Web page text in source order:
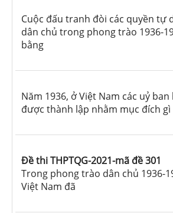
Cuộc đấu tranh đòi các quyền tự
dân chủ trong phong trào 1936-
bằng
Năm 1936, ở Việt Nam các uỷ
được thành lập nhằm mục đích gì
Đề thi THPTQG-2021-mã đề 301
Trong phong trào dân chủ 1936-
Việt Nam đã